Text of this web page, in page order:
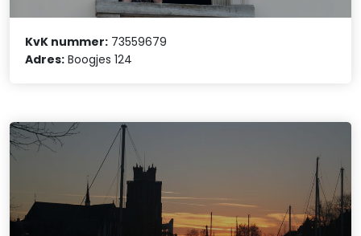
KvK nummer: 73559679
Adres: Boogjes 124